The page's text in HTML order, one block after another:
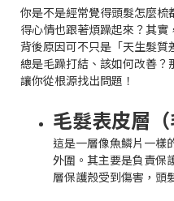
你是不是經常覺得頭髮怎麼
得心情也跟著煩躁起來？其實
背後原因可不只是「天生髮
總是毛躁打結、該如何改善
讓你從根源找出問題！
毛髮表皮層（
這是一層像魚鱗片一樣
外圍。其主要是負責保
層保護殼受到傷害，頭